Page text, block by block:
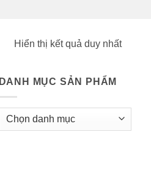
Hiển thị kết quả duy nhất
DANH MỤC SẢN PHẨM